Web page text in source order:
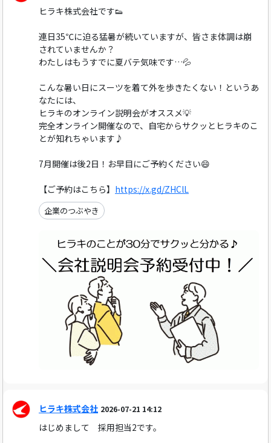
ヒラキ株式会社です👟
連日35℃に迫る猛暑が続いていますが、皆さま体調は崩
されていませんか？
わたしはもうすでに夏バテ気味です…💦
こんな暑い日にスーツを着て外を歩きたくない！というあ
なたには、
ヒラキのオンライン説明会がオススメ💡
完全オンライン開催なので、自宅からサクッとヒラキのこ
とが知れちゃいます♪
7月開催は後2日！お早目にご予約ください😄
【ご予約はこちら】 https://x.gd/ZHClL
企業のつぶやき
ヒラキ株式会社 2026-07-21 14:12
はじめまして 採用担当2です。